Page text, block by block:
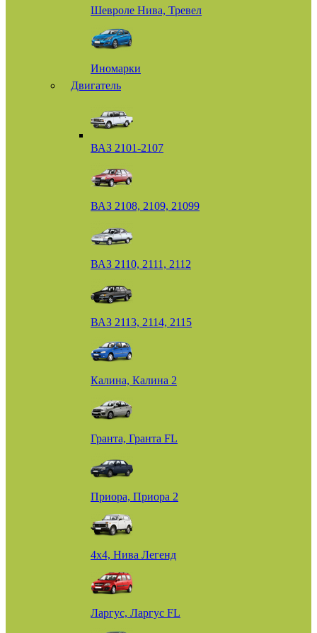
Шевроле Нива, Тревел
Иномарки
Двигатель
ВАЗ 2101-2107
ВАЗ 2108, 2109, 21099
ВАЗ 2110, 2111, 2112
ВАЗ 2113, 2114, 2115
Калина, Калина 2
Гранта, Гранта FL
Приора, Приора 2
4х4, Нива Легенд
Ларгус, Ларгус FL